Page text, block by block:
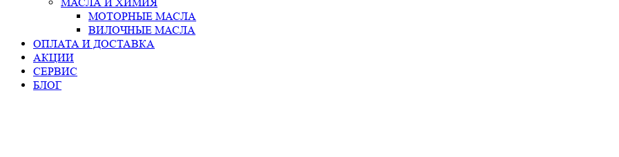
МАСЛА И ХИМИЯ
МОТОРНЫЕ МАСЛА
ВИЛОЧНЫЕ МАСЛА
ОПЛАТА И ДОСТАВКА
АКЦИИ
СЕРВИС
БЛОГ